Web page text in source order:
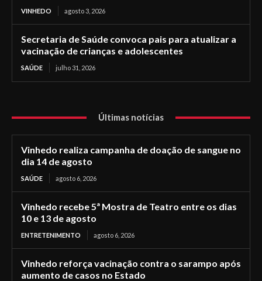
VINHEDO agosto 3, 2026
Secretaria de Saúde convoca pais para atualizar a
vacinação de crianças e adolescentes
SAÚDE julho 31, 2026
Últimas notícias
Vinhedo realiza campanha de doação de sangue no
dia 14 de agosto
SAÚDE agosto 6, 2026
Vinhedo recebe 5ª Mostra de Teatro entre os dias
10 e 13 de agosto
ENTRETENIMENTO agosto 6, 2026
Vinhedo reforça vacinação contra o sarampo após
aumento de casos no Estado